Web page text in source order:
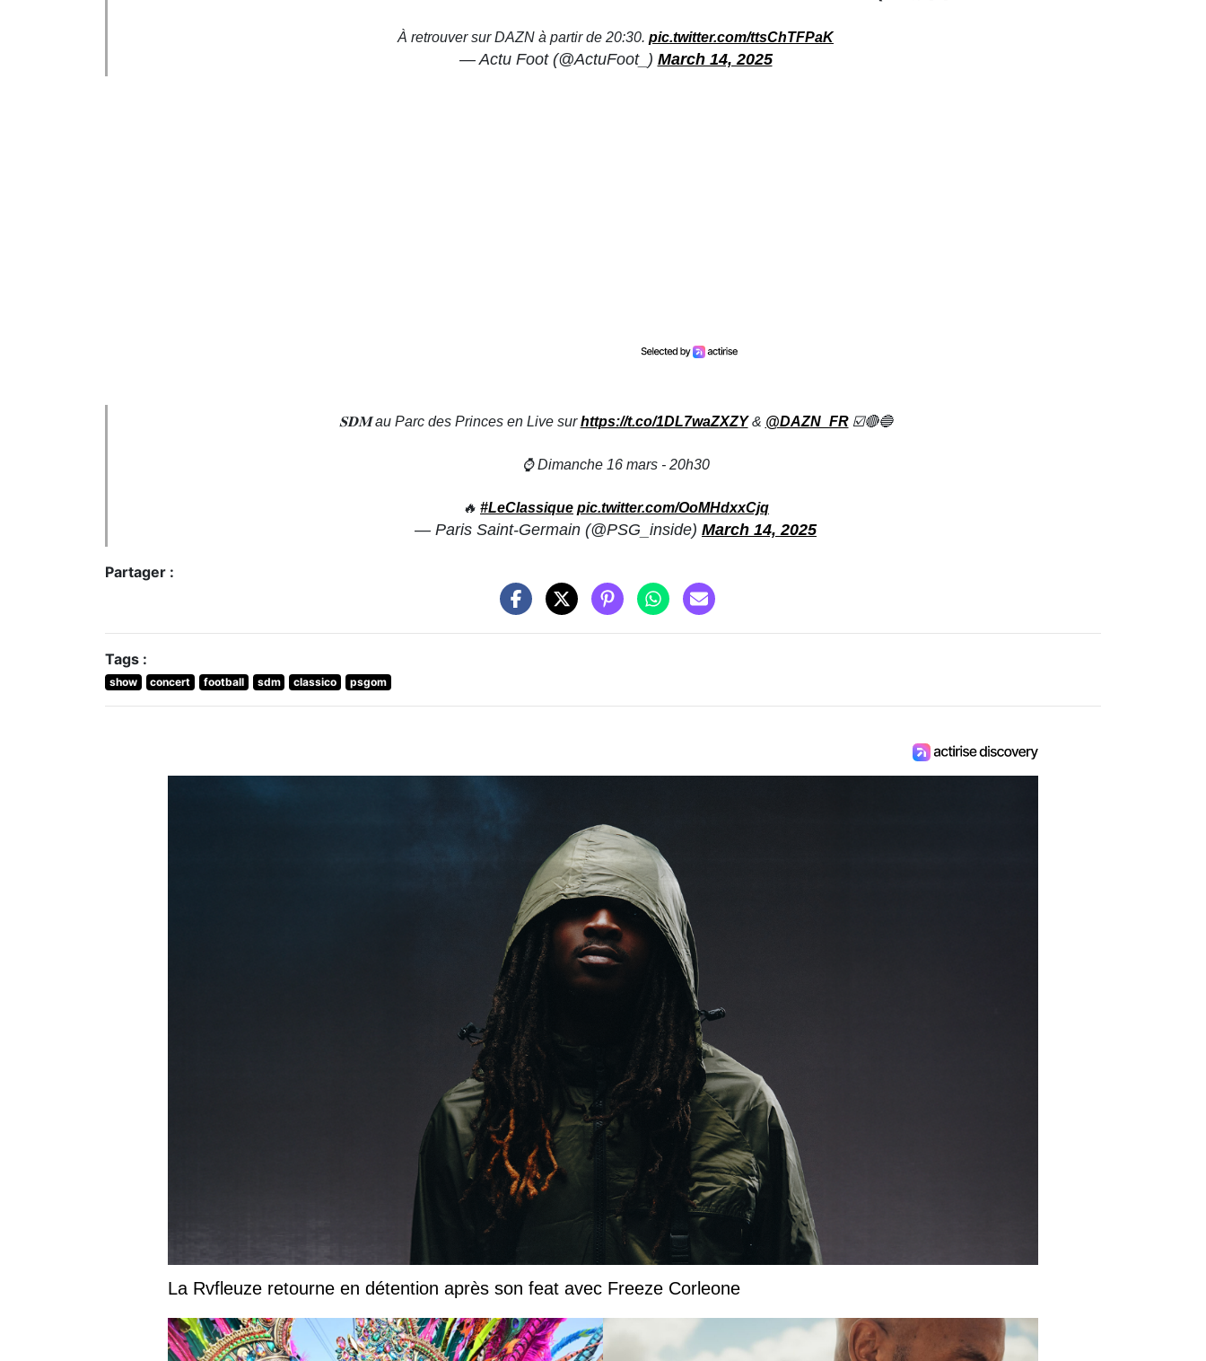
À retrouver sur DAZN à partir de 20:30. pic.twitter.com/ttsChTFPaK
— Actu Foot (@ActuFoot_) March 14, 2025
𝐒𝐃𝐌 au Parc des Princes en Live surhttps://t.co/1DL7waZXZY& @DAZN_FR☑️🔴🔵
⌚️ Dimanche 16 mars - 20h30
🔥 #LeClassique pic.twitter.com/OoMHdxxCjq
— Paris Saint-Germain (@PSG_inside) March 14, 2025
Partager :
Tags :
show concert football sdm classico psgom
La Rvfleuze retourne en détention après son feat avec Freeze Corleone